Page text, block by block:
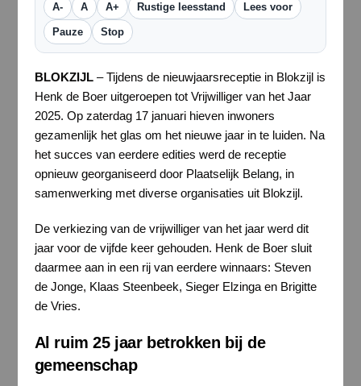
A- A A+ Rustige leesstand Lees voor
Pauze Stop
BLOKZIJL– Tijdens de nieuwjaarsreceptie in Blokzijl is
Henk de Boer uitgeroepen tot Vrijwilliger van het Jaar
2025. Op zaterdag 17 januari hieven inwoners
gezamenlijk het glas om het nieuwe jaar in te luiden. Na
het succes van eerdere edities werd de receptie
opnieuw georganiseerd door Plaatselijk Belang, in
samenwerking met diverse organisaties uit Blokzijl.
De verkiezing van de vrijwilliger van het jaar werd dit
jaar voor de vijfde keer gehouden. Henk de Boer sluit
daarmee aan in een rij van eerdere winnaars: Steven
de Jonge, Klaas Steenbeek, Sieger Elzinga en Brigitte
de Vries.
Al ruim 25 jaar betrokken bij de
gemeenschap